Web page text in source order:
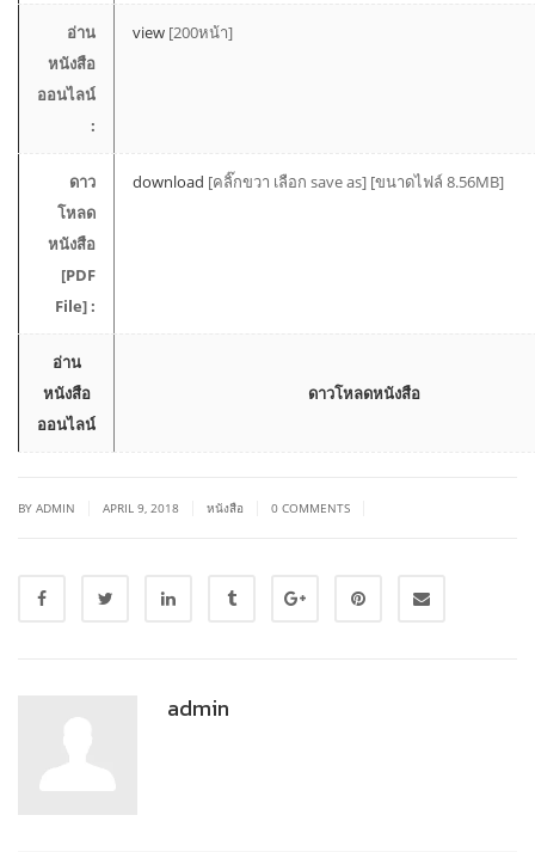
อ่าน
หนังสือ
ออนไลน์
:
view [200หน้า]
ดาว
โหลด
หนังสือ
[PDF
File] :
download [คลิ๊กขวา เลือก save as] [ขนาดไฟล์ 8.56MB]
อ่าน
หนังสือ
ออนไลน์
ดาวโหลดหนังสือ
BY ADMIN APRIL 9, 2018 หนังสือ 0 COMMENTS
admin